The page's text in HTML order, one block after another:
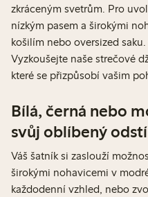
zkráceným svetrům. Pro
nízkým pasem a širokými
košilím nebo oversized
Vyzkoušejte naše strečové
které se přizpůsobí vašim
Bílá, černá nebo
svůj oblíbený
Váš šatník si zaslouží
širokými nohavicemi v
každodenní vzhled, nebo